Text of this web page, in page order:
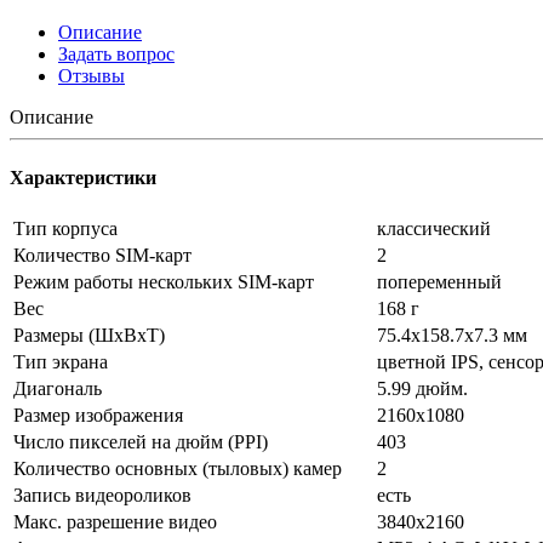
Описание
Задать вопрос
Отзывы
Описание
Характеристики
Тип корпуса
классический
Количество SIM-карт
2
Режим работы нескольких SIM-карт
попеременный
Вес
168 г
Размеры (ШxВxТ)
75.4x158.7x7.3 мм
Тип экрана
цветной IPS,
Диагональ
5.99 дюйм.
Размер изображения
2160x1080
Число пикселей на дюйм (PPI)
403
Количество основных (тыловых) камер
2
Запись видеороликов
есть
Макс. разрешение видео
3840x2160